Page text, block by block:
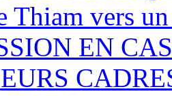
Thiam vers
EN